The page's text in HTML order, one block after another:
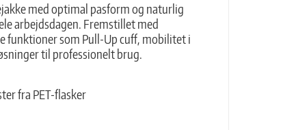
med optimal pasform og naturlig
arbejdsdagen. Fremstillet med
funktioner som Pull-Up cuff, mobilitet i
til professionelt brug.
fra PET-flasker